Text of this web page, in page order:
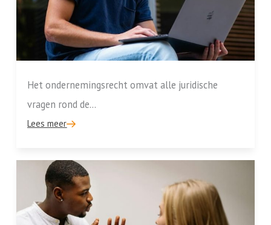
Het ondernemingsrecht omvat alle juridische
vragen rond de...
Lees meer